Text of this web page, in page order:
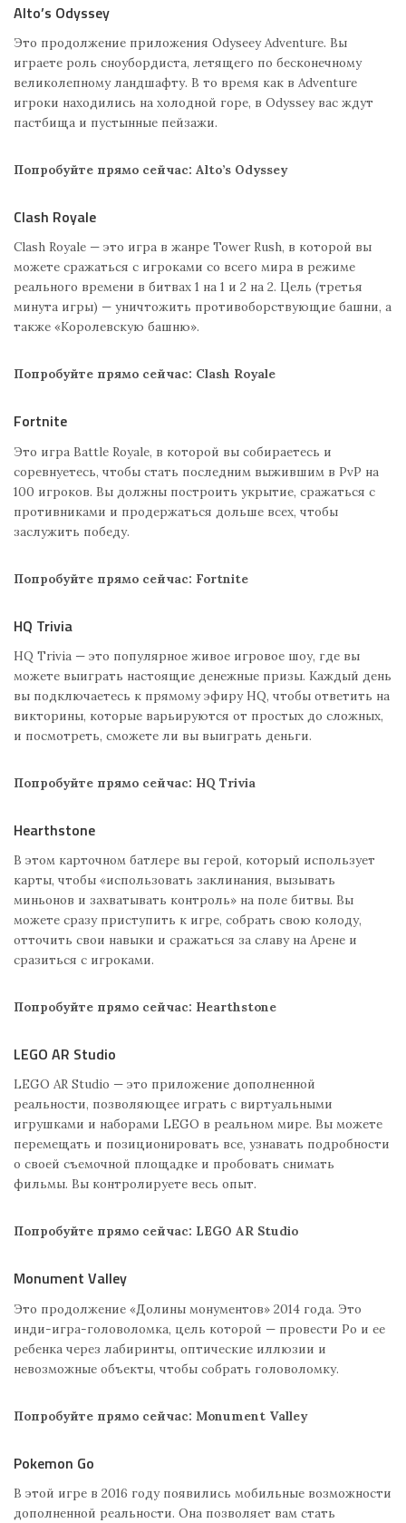
Alto’s Odyssey
Это продолжение приложения Odyseey Adventure. Вы
играете роль сноубордиста, летящего по бесконечному
великолепному ландшафту. В то время как в Adventure
игроки находились на холодной горе, в Odyssey вас ждут
пастбища и пустынные пейзажи.
Попробуйте прямо сейчас: Alto’s Odyssey
Clash Royale
Clash Royale — это игра в жанре Tower Rush, в которой вы
можете сражаться с игроками со всего мира в режиме
реального времени в битвах 1 на 1 и 2 на 2. Цель (третья
минута игры) — уничтожить противоборствующие башни, а
также «Королевскую башню».
Попробуйте прямо сейчас: Clash Royale
Fortnite
Это игра Battle Royale, в которой вы собираетесь и
соревнуетесь, чтобы стать последним выжившим в PvP на
100 игроков. Вы должны построить укрытие, сражаться с
противниками и продержаться дольше всех, чтобы
заслужить победу.
Попробуйте прямо сейчас: Fortnite
HQ Trivia
HQ Trivia — это популярное живое игровое шоу, где вы
можете выиграть настоящие денежные призы. Каждый день
вы подключаетесь к прямому эфиру HQ, чтобы ответить на
викторины, которые варьируются от простых до сложных,
и посмотреть, сможете ли вы выиграть деньги.
Попробуйте прямо сейчас: HQ Trivia
Hearthstone
В этом карточном батлере вы герой, который использует
карты, чтобы «использовать заклинания, вызывать
миньонов и захватывать контроль» на поле битвы. Вы
можете сразу приступить к игре, собрать свою колоду,
отточить свои навыки и сражаться за славу на Арене и
сразиться с игроками.
Попробуйте прямо сейчас: Hearthstone
LEGO AR Studio
LEGO AR Studio — это приложение дополненной
реальности, позволяющее играть с виртуальными
игрушками и наборами LEGO в реальном мире. Вы можете
перемещать и позиционировать все, узнавать подробности
о своей съемочной площадке и пробовать снимать
фильмы. Вы контролируете весь опыт.
Попробуйте прямо сейчас: LEGO AR Studio
Monument Valley
Это продолжение «Долины монументов» 2014 года. Это
инди-игра-головоломка, цель которой — провести Ро и ее
ребенка через лабиринты, оптические иллюзии и
невозможные объекты, чтобы собрать головоломку.
Попробуйте прямо сейчас: Monument Valley
Pokemon Go
В этой игре в 2016 году появились мобильные возможности
дополненной реальности. Она позволяет вам стать